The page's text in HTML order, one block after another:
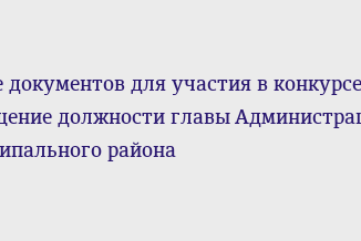
для участия в
должности главы
района